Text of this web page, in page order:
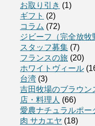
お取り引き (1)
ギフト (2)
コラム (72)
ジビーフ（完全放牧
スタッフ募集 (7)
フランスの旅 (20)
ホワイトヴィール
台湾 (3)
吉田牧場のブラウン
店・料理人 (66)
愛農ナチュラルポー
肉 サカエヤ (18)